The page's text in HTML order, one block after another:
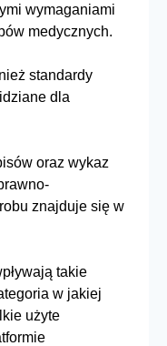
wymaganiami
medycznych.
standardy
dla
oraz wykaz
znajduje się w
takie
w jakiej
użyte